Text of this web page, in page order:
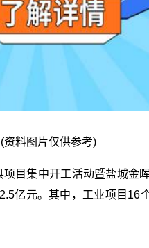
(资料图片仅供参考)
目集中开工活动暨盐城金
亿元。其中，工业项目16